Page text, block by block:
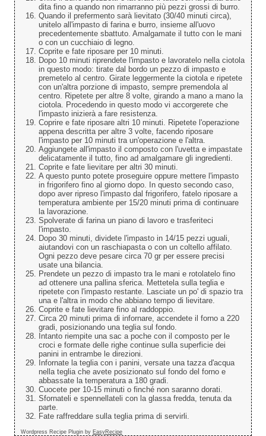
dita fino a quando non rimarranno più pezzi grossi di burro.
Quando il prefermento sarà lievitato (30/40 minuti circa),
unitelo all'impasto di farina e burro, insieme all'uovo
precedentemente sbattuto. Amalgamate il tutto con le mani
o con un cucchiaio di legno.
Coprite e fate riposare per 10 minuti.
Dopo 10 minuti riprendete l'impasto e lavoratelo nella ciotola
in questo modo: tirate dal bordo un pezzo di impasto e
premetelo al centro. Girate leggermente la ciotola e ripetete
con un'altra porzione di impasto, sempre premendola al
centro. Ripetete per altre 8 volte, girando a mano a mano la
ciotola. Procedendo in questo modo vi accorgerete che
l'impasto inizierà a fare resistenza.
Coprire e fate riposare altri 10 minuti. Ripetete l'operazione
appena descritta per altre 3 volte, facendo riposare
l'impasto per 10 minuti tra un'operazione e l'altra.
Aggiungete all'impasto il composto con l'uvetta e impastate
delicatamente il tutto, fino ad amalgamare gli ingredienti.
Coprite e fate lievitare per altri 30 minuti.
A questo punto potete proseguire oppure mettere l'impasto
in frigorifero fino al giorno dopo. In questo secondo caso,
dopo aver ripreso l'impasto dal frigorifero, fatelo riposare a
temperatura ambiente per 15/20 minuti prima di continuare
la lavorazione.
Spolverate di farina un piano di lavoro e trasferiteci
l'impasto.
Dopo 30 minuti, dividete l'impasto in 14/15 pezzi uguali,
aiutandovi con un raschiapasta o con un coltello affilato.
Ogni pezzo deve pesare circa 70 gr per essere precisi
usate una bilancia.
Prendete un pezzo di impasto tra le mani e rotolatelo fino
ad ottenere una pallina sferica. Mettetela sulla teglia e
ripetete con l'impasto restante. Lasciate un po' di spazio tra
una e l'altra in modo che abbiano tempo di lievitare.
Coprite e fate lievitare fino al raddoppio.
Circa 20 minuti prima di infornare, accendete il forno a 220
gradi, posizionando una teglia sul fondo.
Intanto riempite una sac a poche con il composto per le
croci e formate delle righe continue sulla superficie dei
panini in entrambe le direzioni.
Infornate la teglia con i panini, versate una tazza d'acqua
nella teglia che avete posizionato sul fondo del forno e
abbassate la temperatura a 180 gradi.
Cuocete per 10-15 minuti o finché non saranno dorati.
Sfornateli e spennellateli con la glassa fredda, tenuta da
parte.
Fate raffreddare sulla teglia prima di servirli.
Wordpress Recipe Plugin by EasyRecipe